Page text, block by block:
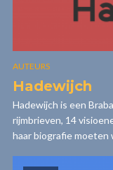
AUTEURS
Hadewijch
Hadewijch is een
rijmbrieven, 14
haar biografie moeten